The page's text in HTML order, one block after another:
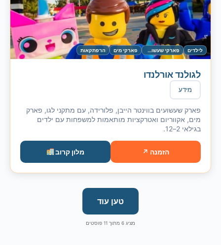
לילדים פארקי שעשועים פארקי מים הרפתקאות
לגולנד אורלנדו
מידע
פארק שעשועים בווינטר הייבן, פלורידה, עם מתקני לגו, פארק
מים, אקווריום ואטרקציות מותאמות למשפחות עם ילדים
בגילאי 2–12.
הזמנה ↗ מלון קרוב
טען עוד
מציג 6 מתוך 11 פוסטים